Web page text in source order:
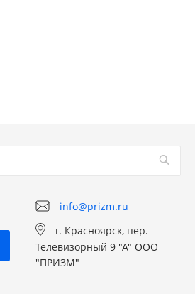
info@prizm.ru
г. Красноярск, пер.
Телевизорный 9 "А" ООО
"ПРИЗМ"